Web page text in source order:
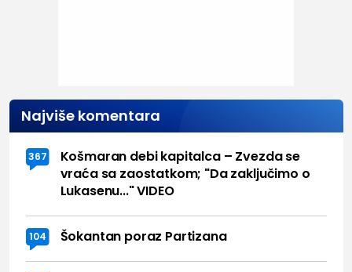
Najviše komentara
367
Košmaran debi kapitalca – Zvezda se
vraća sa zaostatkom; "Da zaključimo o
Lukasenu..." VIDEO
104 Šokantan poraz Partizana